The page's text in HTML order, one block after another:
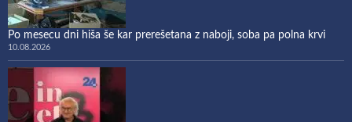
Po mesecu dni hiša še kar prerešetana z naboji, soba pa polna krvi
10.08.2026